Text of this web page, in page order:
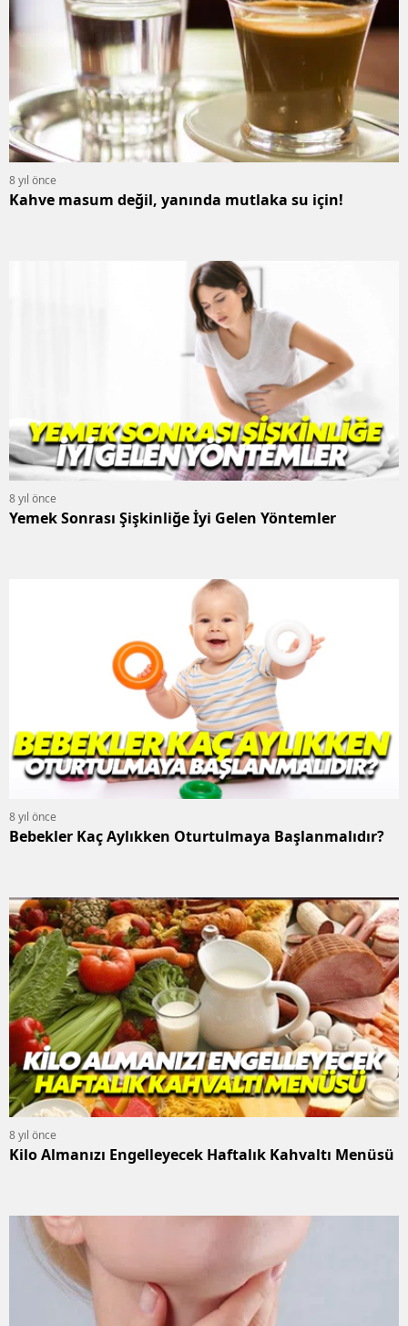
8 yıl önce
Kahve masum değil, yanında mutlaka su için!
8 yıl önce
Yemek Sonrası Şişkinliğe İyi Gelen Yöntemler
8 yıl önce
Bebekler Kaç Aylıkken Oturtulmaya Başlanmalıdır?
8 yıl önce
Kilo Almanızı Engelleyecek Haftalık Kahvaltı Menüsü